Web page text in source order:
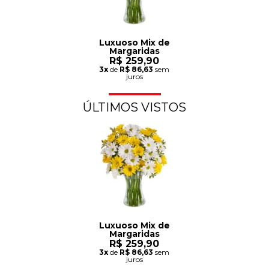
Luxuoso Mix de
Margaridas
R$ 259,90
3xde R$ 86,63 sem
juros
ÚLTIMOS VISTOS
Luxuoso Mix de
Margaridas
R$ 259,90
3xde R$ 86,63 sem
juros